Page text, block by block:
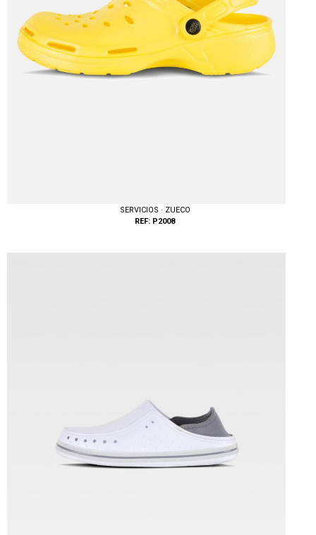
SERVICIOS · ZUECO
REF: P2008